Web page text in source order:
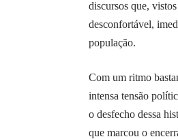
discursos que,
desconfortável,
população.
Com um ritmo
intensa tensão
o desfecho dessa
que marcou o